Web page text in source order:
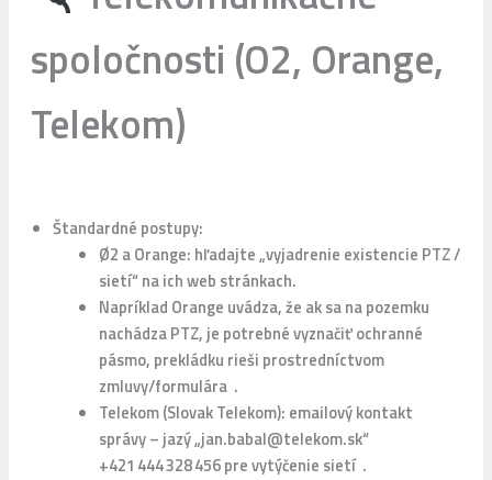
spoločnosti (O2, Orange,
Telekom)
Štandardné postupy:
Ø2 a Orange: hľadajte „vyjadrenie existencie PTZ /
sietí“ na ich web stránkach.
Napríklad Orange uvádza, že ak sa na pozemku
nachádza PTZ, je potrebné vyznačiť ochranné
pásmo, prekládku rieši prostredníctvom
zmluvy/formulára .
Telekom (Slovak Telekom): emailový kontakt
správy – jazý „jan.babal@telekom.sk“
+421 444 328 456 pre vytýčenie sietí .